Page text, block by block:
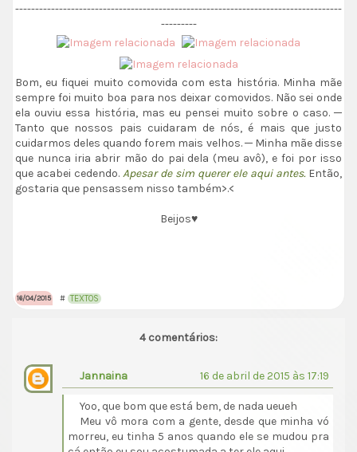
----------------------------------------------------------------------------------
---------
Bom, eu fiquei muito comovida com esta história. Minha mãe
sempre foi muito boa para nos deixar comovidos. Não sei onde
ela ouviu essa história, mas eu pensei muito sobre o caso. ─
Tanto que nossos pais cuidaram de nós, é mais que justo
cuidarmos deles quando forem mais velhos. ─ Minha mãe disse
que nunca iria abrir mão do pai dela (meu avô), e foi por isso
que acabei cedendo. Apesar de sim querer ele aqui antes. Então,
gostaria que pensassem nisso também>.<
Beijos♥
# TEXTOS
16/04/2015
4 comentários:
Jannaina 16 de abril de 2015 às 17:19
Yoo, que bom que está bem, de nada ueueh
Meu vô mora com a gente, desde que minha vó
morreu, eu tinha 5 anos quando ele se mudou pra